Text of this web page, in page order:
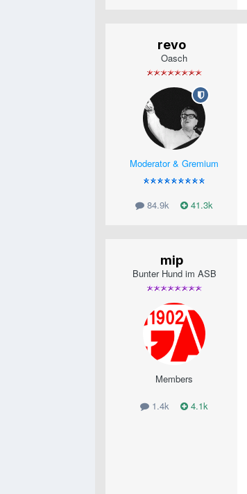
revo
Oasch
Moderator & Gremium
84.9k 41.3k
mip
Bunter Hund im ASB
Members
1.4k 4.1k